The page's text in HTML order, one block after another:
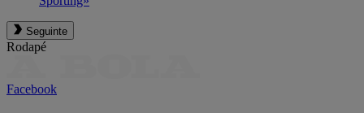
Seguinte
Rodapé
Facebook